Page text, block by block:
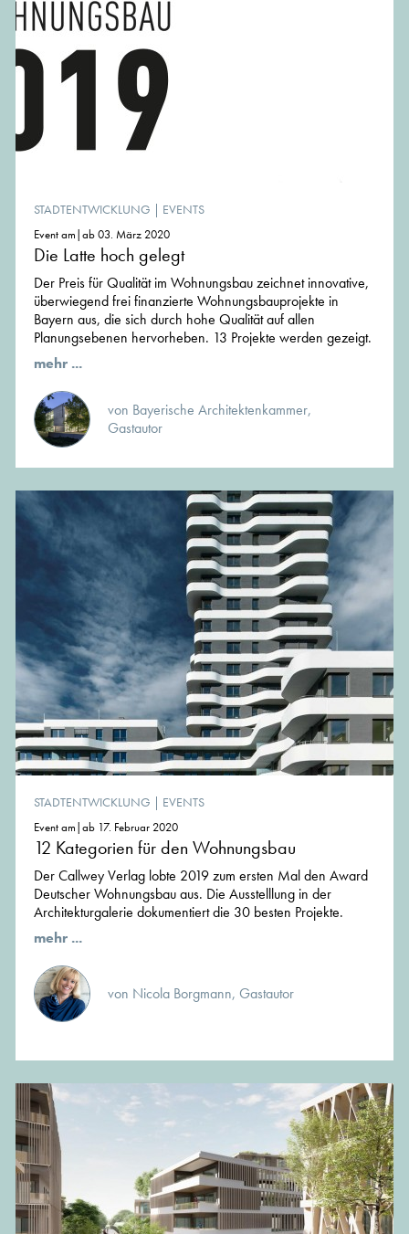
STADTENTWICKLUNG | EVENTS
Event am|ab 03. März 2020
Die Latte hoch gelegt
Der Preis für Qualität im Wohnungsbau zeichnet innovative,
überwiegend frei finanzierte Wohnungsbauprojekte in
Bayern aus, die sich durch hohe Qualität auf allen
Planungsebenen hervorheben. 13 Projekte werden gezeigt.
mehr ...
von Bayerische Architektenkammer,
Gastautor
STADTENTWICKLUNG | EVENTS
Event am|ab 17. Februar 2020
12 Kategorien für den Wohnungsbau
Der Callwey Verlag lobte 2019 zum ersten Mal den Award
Deutscher Wohnungsbau aus. Die Ausstelllung in der
Architekturgalerie dokumentiert die 30 besten Projekte.
mehr ...
von Nicola Borgmann, Gastautor